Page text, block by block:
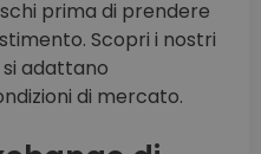
prima di prendere
Scopri i nostri
adattano
di mercato.